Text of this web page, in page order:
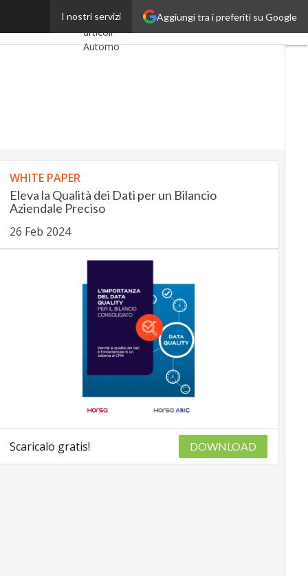
Aggiungi tra i preferiti su Google
I nostri servizi
“sbagliato”Ultimi
articoli
AutomotiveUp
WHITE PAPER
Eleva la Qualità dei Dati per un Bilancio
Aziendale Preciso
26 Feb 2024
Scaricalo gratis! DOWNLOAD